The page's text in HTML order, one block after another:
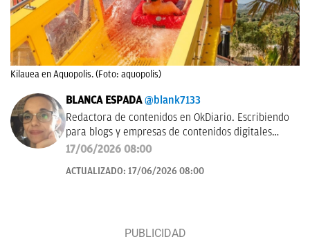
Kilauea en Aquopolis. (Foto: aquopolis)
BLANCA ESPADA @blank7133
Redactora de contenidos en OkDiario. Escribiendo
para blogs y empresas de contenidos digitales
desde 2007.
17/06/2026 08:00
ACTUALIZADO: 17/06/2026 08:00